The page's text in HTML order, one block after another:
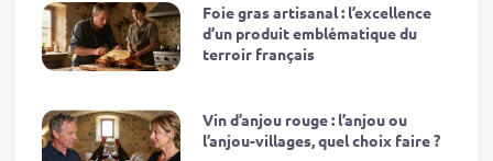
Foie gras artisanal : l’excellence
d’un produit emblématique du
terroir français
Vin d’anjou rouge : l’anjou ou
l’anjou-villages, quel choix faire ?